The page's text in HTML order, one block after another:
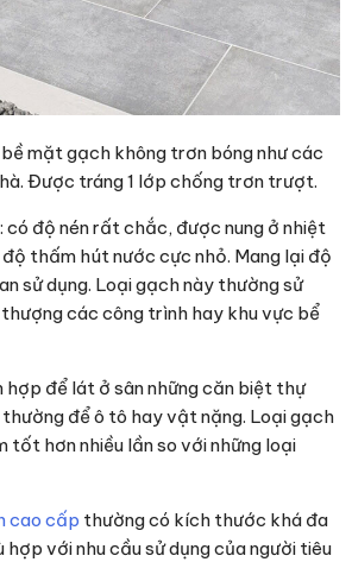
mặt gạch không trơn bóng như các
Được tráng 1 lớp chống trơn trượt.
có độ nén rất chắc, được nung ở nhiệt
thấm hút nước cực nhỏ. Mang lại độ
sử dụng. Loại gạch này thường sử
các công trình hay khu vực bể
hợp để lát ở sân những căn biệt thự
thường để ô tô hay vật nặng. Loại gạch
tốt hơn nhiều lần so với những loại
cao cấp thường có kích thước khá đa
với nhu cầu sử dụng của người tiêu